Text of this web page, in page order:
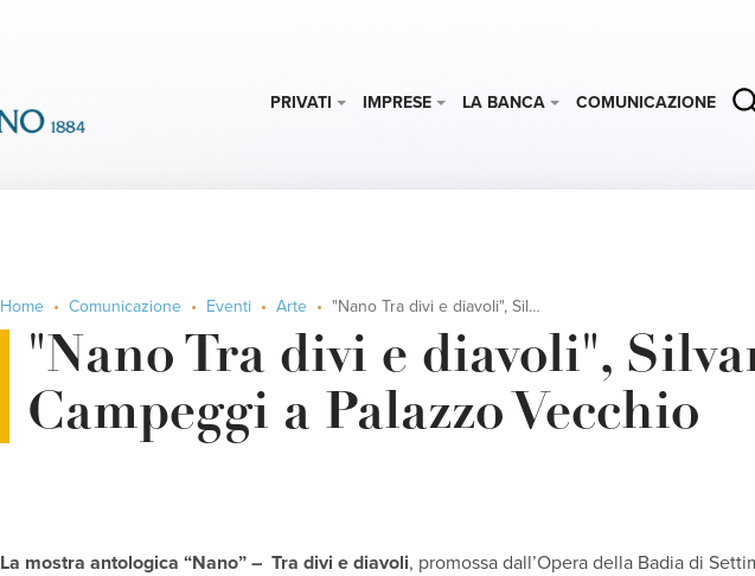
PRIVATI IMPRESE LA BANCA COMUNICAZIONE
Home Comunicazione Eventi Arte "Nano Tra divi e diavoli", Silvano Campeggi a Palazzo Vecchio
"Nano Tra divi e diavoli",
Campeggi a Palazzo Vecchio
La mostra antologica “Nano” – Tra divi e diavoli, promossa dall’Opera della Badia di